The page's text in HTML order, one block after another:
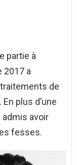
partie à
2017 a
de
plus d’une
admis avoir
fesses.